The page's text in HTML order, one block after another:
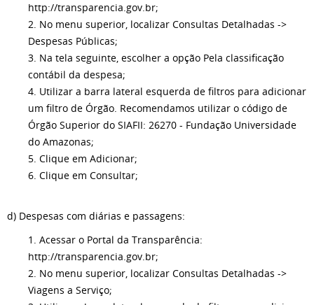
http://transparencia.gov.br;
2. No menu superior, localizar Consultas Detalhadas ->
Despesas Públicas;
3. Na tela seguinte, escolher a opção Pela classificação
contábil da despesa;
4. Utilizar a barra lateral esquerda de filtros para adicionar
um filtro de Órgão. Recomendamos utilizar o código de
Órgão Superior do SIAFII: 26270 - Fundação Universidade
do Amazonas;
5. Clique em Adicionar;
6. Clique em Consultar;
d) Despesas com diárias e passagens:
1. Acessar o Portal da Transparência:
http://transparencia.gov.br;
2. No menu superior, localizar Consultas Detalhadas ->
Viagens a Serviço;